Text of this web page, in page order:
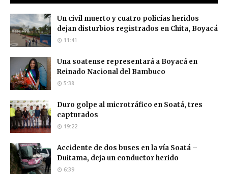
Un civil muerto y cuatro policías heridos
dejan disturbios registrados en Chita, Boyacá
11:41
Una soatense representará a Boyacá en
Reinado Nacional del Bambuco
5:38
Duro golpe al microtráfico en Soatá, tres
capturados
19:22
Accidente de dos buses en la vía Soatá –
Duitama, deja un conductor herido
6:39